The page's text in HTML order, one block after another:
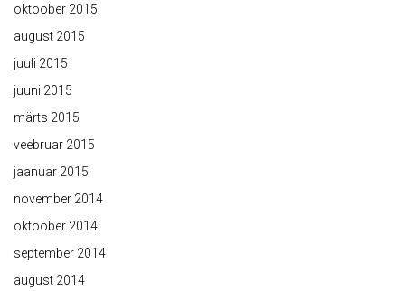
oktoober 2015
august 2015
juuli 2015
juuni 2015
märts 2015
veebruar 2015
jaanuar 2015
november 2014
oktoober 2014
september 2014
august 2014